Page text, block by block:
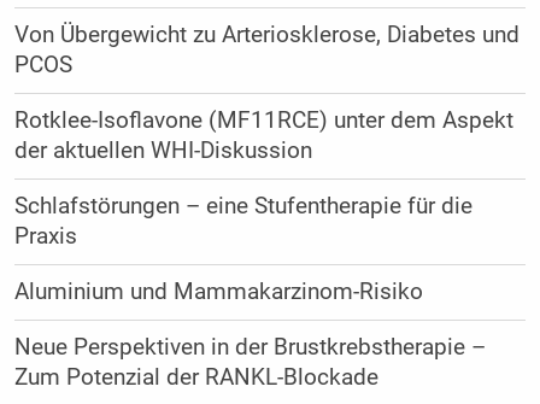
Von Übergewicht zu Arteriosklerose, Diabetes und
PCOS
Rotklee-Isoflavone (MF11RCE) unter dem Aspekt
der aktuellen WHI-Diskussion
Schlafstörungen – eine Stufentherapie für die
Praxis
Aluminium und Mammakarzinom-Risiko
Neue Perspektiven in der Brustkrebstherapie –
Zum Potenzial der RANKL-Blockade